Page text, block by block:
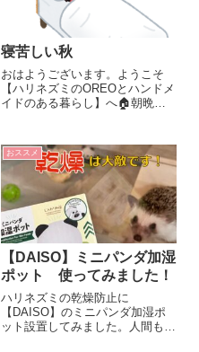
寝苦しい秋
おはようございます。ようこそ
【ハリネズミのOREOとハンドメ
イドのある暮らし】へ🏠朝晩涼
んじゃないですか？いえいえ、ま
だまだです。猛暑の夜夏の間は、
ハリネズミのOREO＆NOIRの...
おススメ
【DAISO】ミニパンダ加湿
ポット 使ってみました！
ハリネズミの乾燥防止に
【DAISO】のミニパンダ加湿ポ
ット設置してみました。人間もハ